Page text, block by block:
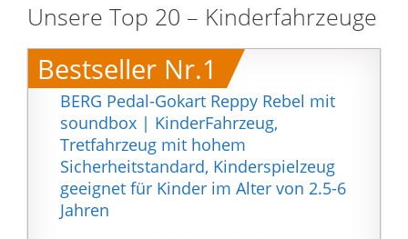
Unsere Top 20 – Kinderfahrzeuge
Bestseller Nr.1
BERG Pedal-Gokart Reppy Rebel mit
soundbox | KinderFahrzeug,
Tretfahrzeug mit hohem
Sicherheitstandard, Kinderspielzeug
geeignet für Kinder im Alter von 2.5-6
Jahren